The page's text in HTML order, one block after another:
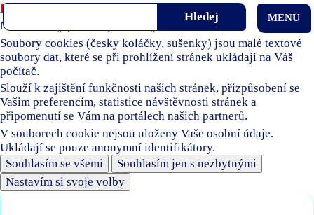
Používáme soubory cookies
Naše stránky používají soubory cookies.
Soubory cookies (česky koláčky, sušenky) jsou malé textové
soubory dat, které se při prohlížení stránek ukládají na Váš
počítač.
Slouží k zajištění funkčnosti našich stránek, přizpůsobení se
Vašim preferencím, statistice návštěvnosti stránek a
připomenutí se Vám na portálech našich partnerů.
V souborech cookie nejsou uloženy Vaše osobní údaje.
Ukládají se pouze anonymní identifikátory.
Souhlasím se všemi
Souhlasím jen s nezbytnými
Nastavím si svoje volby
MENU